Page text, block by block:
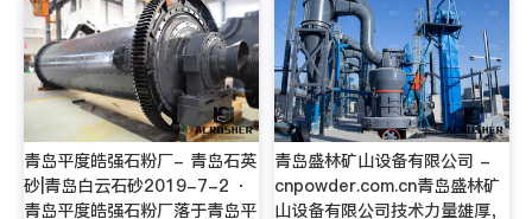
青岛平度皓强石粉厂- 青岛石英
砂|青岛白云石砂2019-7-2 ·
青岛平度皓强石粉厂落于青岛平
青岛盛林矿山设备有限公司 -
cnpowder.com.cn青岛盛林矿
山设备有限公司技术力量雄厚，